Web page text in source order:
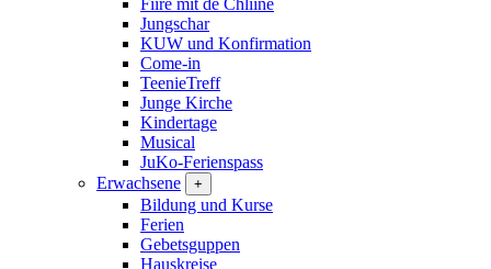
Fiire mit de Chliine
Jungschar
KUW und Konfirmation
Come-in
TeenieTreff
Junge Kirche
Kindertage
Musical
JuKo-Ferienspass
Erwachsene
+
Bildung und Kurse
Ferien
Gebetsguppen
Hauskreise